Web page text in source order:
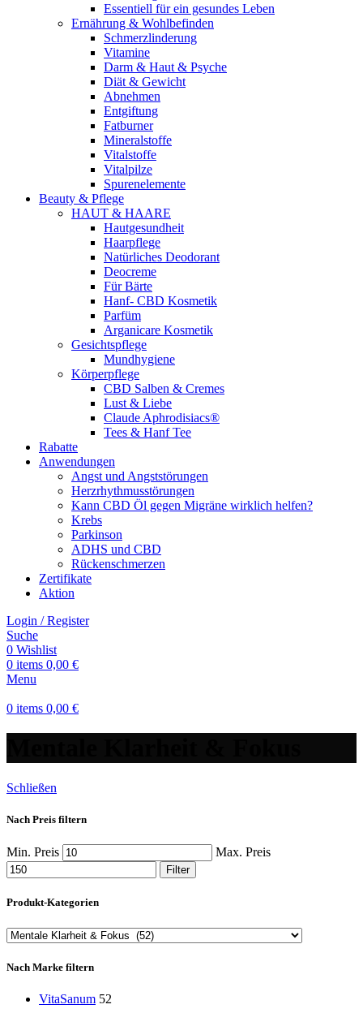
Essentiell für ein gesundes Leben
Ernährung & Wohlbefinden
Schmerzlinderung
Vitamine
Darm & Haut & Psyche
Diät & Gewicht
Abnehmen
Entgiftung
Fatburner
Mineralstoffe
Vitalstoffe
Vitalpilze
Spurenelemente
Beauty & Pflege
HAUT & HAARE
Hautgesundheit
Haarpflege
Natürliches Deodorant
Deocreme
Für Bärte
Hanf- CBD Kosmetik
Parfüm
Arganicare Kosmetik
Gesichtspflege
Mundhygiene
Körperpflege
CBD Salben & Cremes
Lust & Liebe
Claude Aphrodisiacs®
Tees & Hanf Tee
Rabatte
Anwendungen
Angst und Angststörungen
Herzrhythmusstörungen
Kann CBD Öl gegen Migräne wirklich helfen?
Krebs
Parkinson
ADHS und CBD
Rückenschmerzen
Zertifikate
Aktion
Login / Register
Suche
0 Wishlist
0 items 0,00 €
Menu
0 items 0,00 €
Schließen
Nach Preis filtern
Min. Preis Max. Preis
Filter
Produkt-Kategorien
Nach Marke filtern
VitaSanum 52